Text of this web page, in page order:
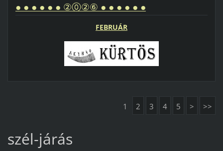
● ● ● ● ● ● ②⓪②⑥ ● ● ● ● ● ●
FEBRUÁR
1 2 3 4 5 > >>
szél-járás